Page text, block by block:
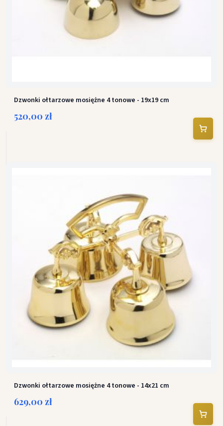
Dzwonki ołtarzowe mosiężne 4 tonowe - 19x19 cm
520,00 zł
Dzwonki ołtarzowe mosiężne 4 tonowe - 14x21 cm
629,00 zł